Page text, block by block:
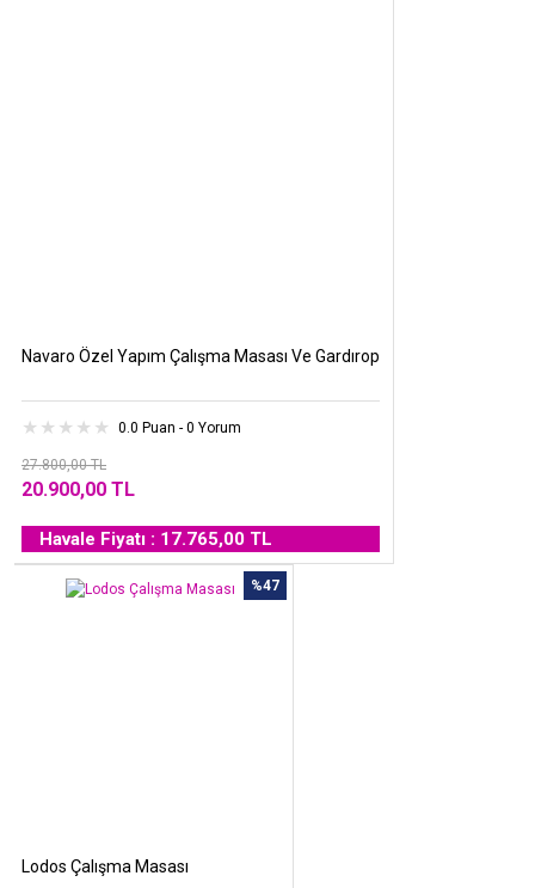
Navaro Özel Yapım Çalışma Masası Ve Gardırop
0.0 Puan - 0 Yorum
27.800,00 TL
20.900,00 TL
Havale Fiyatı : 17.765,00 TL
%47
Lodos Çalışma Masası